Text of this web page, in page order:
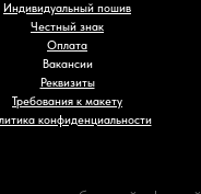
Индивидуальный пошив
Честный знак
Оплата
Вакансии
Реквизиты
Требования к макету
конфиденциальности